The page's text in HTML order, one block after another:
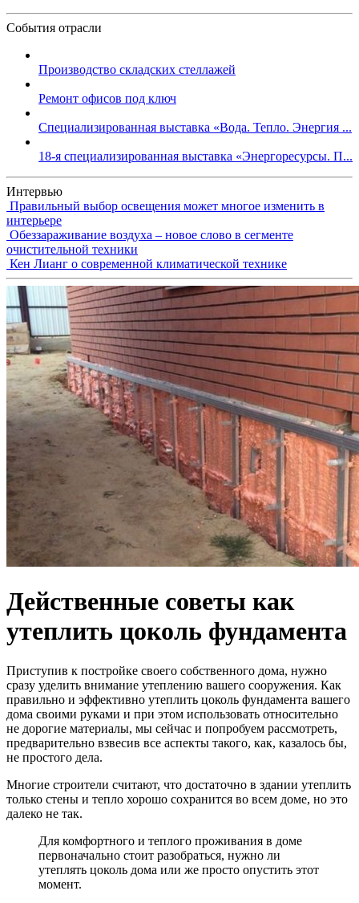
События отрасли
Производство складских стеллажей
Ремонт офисов под ключ
Специализированная выставка «Вода. Тепло. Энергия ...
18-я специализированная выставка «Энергоресурсы. П...
Интервью
Правильный выбор освещения может многое изменить в
интерьере
Обеззараживание воздуха – новое слово в сегменте
очистительной техники
Кен Лианг о современной климатической технике
Действенные советы как
утеплить цоколь фундамента
Приступив к постройке своего собственного дома, нужно
сразу уделить внимание утеплению вашего сооружения. Как
правильно и эффективно утеплить цоколь фундамента вашего
дома своими руками и при этом использовать относительно
не дорогие материалы, мы сейчас и попробуем рассмотреть,
предварительно взвесив все аспекты такого, как, казалось бы,
не простого дела.
Многие строители считают, что достаточно в здании утеплить
только стены и тепло хорошо сохранится во всем доме, но это
далеко не так.
Для комфортного и теплого проживания в доме
первоначально стоит разобраться, нужно ли
утеплять цоколь дома или же просто опустить этот
момент.